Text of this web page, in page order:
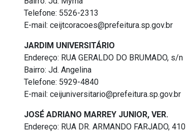
Telefone: 5526-2313
E-mail: ceijtcoracoes@prefeitura.sp.gov.br
JARDIM UNIVERSITÁRIO
Endereço: RUA GERALDO DO BRUMADO, s/n
Bairro: Jd. Angelina
Telefone: 5929-4840
E-mail: ceijuniversitario@prefeitura.sp.gov.br
JOSÉ ADRIANO MARREY JUNIOR, VER.
Endereço: RUA DR. ARMANDO FARJADO, 410